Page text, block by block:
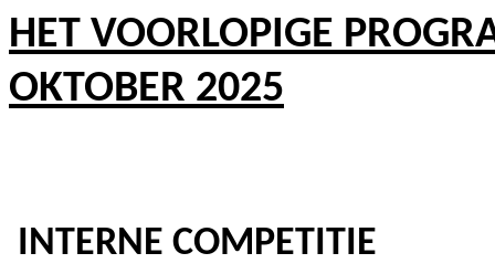
HET VOORLOPIGE
OKTOBER 2025
INTERNE COMPETITIE